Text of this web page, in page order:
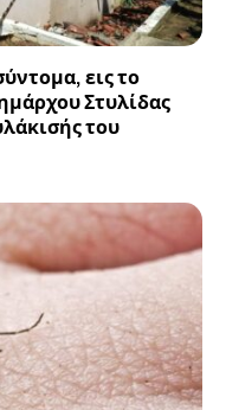
εις το
Στυλίδας
του